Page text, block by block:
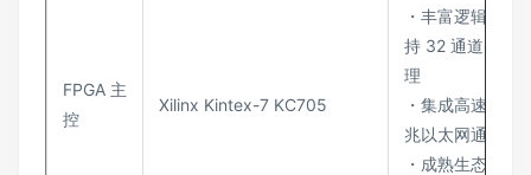
FPGA 主
控
Xilinx Kintex-7 KC705
・丰富逻辑资源
持 32 通道并行
理
・集成高速收发
兆以太网通信需
・成熟生态提供